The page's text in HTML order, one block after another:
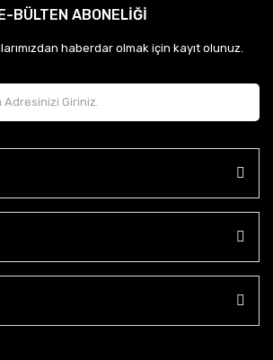
BÜLTEN ABONELİĞİ
haberdar olmak için kayıt olunuz.